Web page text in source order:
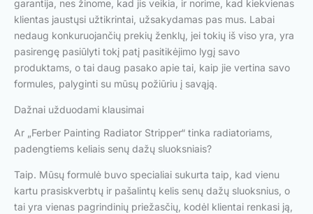
garantija, nes žinome, kad jis veikia, ir norime, kad kiekvienas
klientas jaustųsi užtikrintai, užsakydamas pas mus. Labai
nedaug konkuruojančių prekių ženklų, jei tokių iš viso yra, yra
pasirengę pasiūlyti tokį patį pasitikėjimo lygį savo
produktams, o tai daug pasako apie tai, kaip jie vertina savo
formules, palyginti su mūsų požiūriu į savąją.
Dažnai užduodami klausimai
Ar „Ferber Painting Radiator Stripper“ tinka radiatoriams,
padengtiems keliais senų dažų sluoksniais?
Taip. Mūsų formulė buvo specialiai sukurta taip, kad vienu
kartu prasiskverbtų ir pašalintų kelis senų dažų sluoksnius, o
tai yra vienas pagrindinių priežasčių, kodėl klientai renkasi ją,